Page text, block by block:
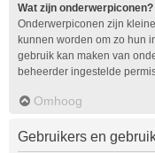
Wat zijn onderwerpiconen?
Onderwerpiconen zijn
kunnen worden om zo hun
gebruik kan maken van
beheerder ingestelde
Omhoog
Gebruikers en